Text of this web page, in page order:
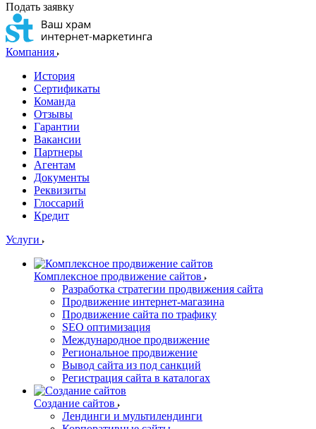
Подать заявку
Компания
История
Сертификаты
Команда
Отзывы
Гарантии
Вакансии
Партнеры
Агентам
Документы
Реквизиты
Глоссарий
Кредит
Услуги
Комплексное продвижение сайтов
Разработка стратегии продвижения сайта
Продвижение интернет-магазина
Продвижение сайта по трафику
SEO оптимизация
Международное продвижение
Региональное продвижение
Вывод сайта из под санкций
Регистрация сайта в каталогах
Создание сайтов
Лендинги и мультилендинги